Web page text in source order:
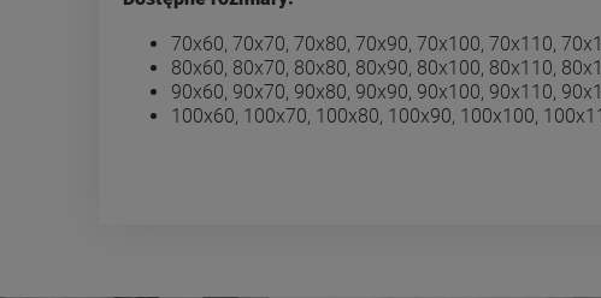
70x60, 70x70, 70x80, 70x90, 70x100, 70x110,
80x60, 80x70, 80x80, 80x90, 80x100, 80x110,
90x60, 90x70, 90x80, 90x90, 90x100, 90x110,
100x60, 100x70, 100x80, 100x90, 100x100,